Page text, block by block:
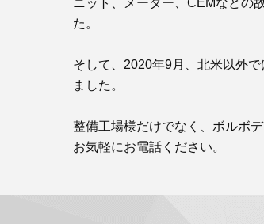
た。
そして、2020年9月、北米以外
ました。
整備工場様だけでなく、ボルボ
お気軽にお電話ください。